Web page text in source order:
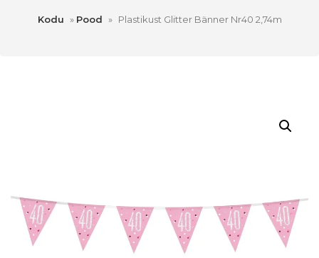
Kodu » Pood » Plastikust Glitter Bänner Nr40 2,74m